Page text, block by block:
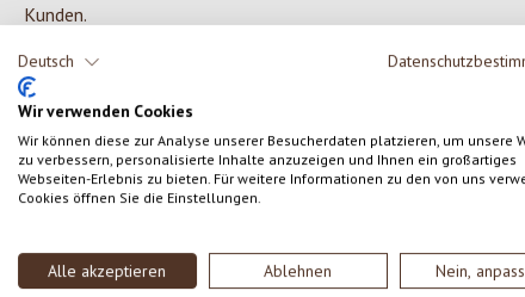
Deutsch
Wir verwenden Cookies
Wir können diese zur Analyse unserer Besucherdaten platzieren, um unsere
zu verbessern, personalisierte Inhalte anzuzeigen und Ihnen ein großartiges
Webseiten-Erlebnis zu bieten. Für weitere Informationen zu den von uns
Cookies öffnen Sie die Einstellungen.
Alle akzeptieren Ablehnen Nein,
Kunden.